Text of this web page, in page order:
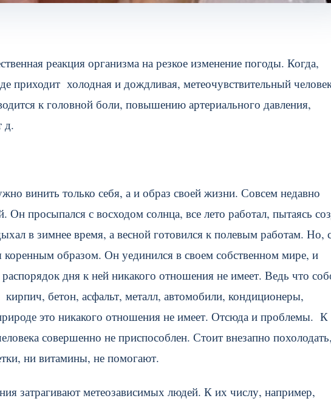
реакция организма на резкое изменение погоды. Когда,
приходит холодная и дождливая, метеочувствительный
к головной боли, повышению артериального давления,
д.
винить только себя, а и образ своей жизни. Совсем недавно
просыпался с восходом солнца, все лето работал, пытаясь
в зимнее время, а весной готовился к полевым работам. Но,
образом. Он уединился в своем собственном мире, и
дня к ней никакого отношения не имеет. Ведь что
бетон, асфальт, металл, автомобили, кондиционеры,
это никакого отношения не имеет. Отсюда и проблемы. К
совершенно не приспособлен. Стоит внезапно
ни витамины, не помогают.
затрагивают метеозависимых людей. К их числу, например,